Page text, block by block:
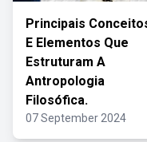
Principais
E Elementos Que
Estruturam A
Antropologia
Filosófica.
07 September 2024